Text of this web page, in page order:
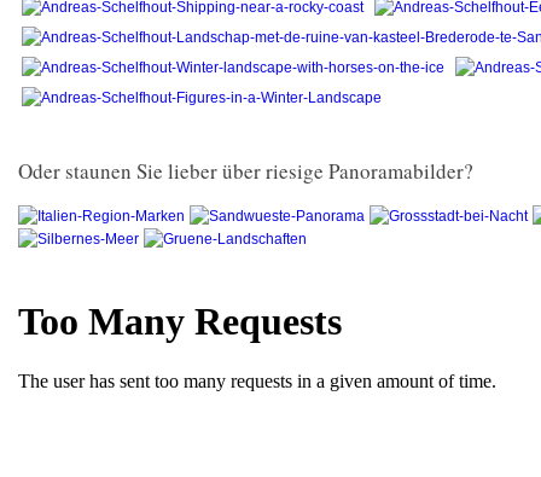
Oder staunen Sie lieber über riesige Panoramabilder?